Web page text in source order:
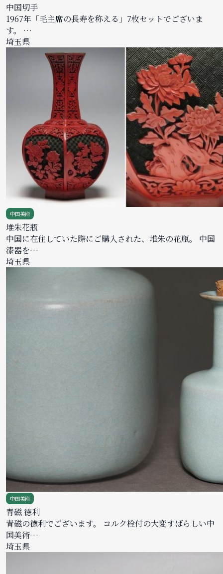
中国切手
1967年「毛主席の長寿を称える」7枚セットでございま
す。 …
埼玉県
中国美術
堆朱花瓶
中国に在住していた際にご購入された、堆朱の花瓶。 中国
漆器を…
埼玉県
中国美術
青磁 徳利
青磁の徳利でございます。 コルク栓付の大変すばらしい中
国美術…
埼玉県